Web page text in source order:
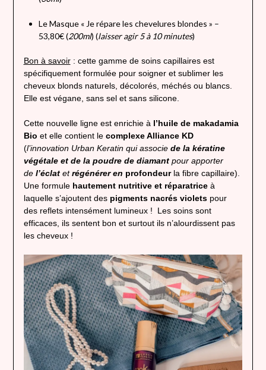
Le Masque « Je répare les chevelures blondes » –
53,80€ (200ml) (laisser agir 5 à 10 minutes)
Bon à savoir: cette gamme de soins capillaires est
spécifiquement formulée pour soigner et sublimer les
cheveux blonds naturels, décolorés, méchés ou blancs.
Elle est végane, sans sel et sans silicone.
Cette nouvelle ligne est enrichie à l’huile de makadamia
Bio et elle contient le complexe Alliance KD
(l’innovation Urban Keratin qui associe de la kératine
végétale et de la poudre de diamantpour apporter
de l’éclatetrégénérer en profondeurla fibre capillaire).
Une formule hautement nutritive et réparatriceà
laquelle s’ajoutent des pigments nacrés violetspour
des reflets intensément lumineux ! Les soins sont
efficaces, ils sentent bon et surtout ils n’alourdissent pas
les cheveux !